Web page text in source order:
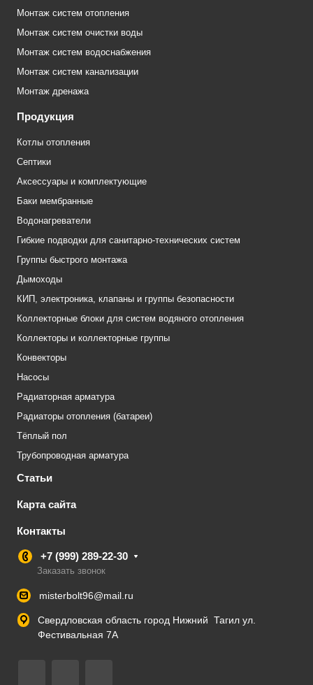
Монтаж систем отопления
Монтаж систем очистки воды
Монтаж систем водоснабжения
Монтаж систем канализации
Монтаж дренажа
Продукция
Котлы отопления
Септики
Аксессуары и комплектующие
Баки мембранные
Водонагреватели
Гибкие подводки для санитарно-технических систем
Группы быстрого монтажа
Дымоходы
КИП, электроника, клапаны и группы безопасности
Коллекторные блоки для систем водяного отопления
Коллекторы и коллекторные группы
Конвекторы
Насосы
Радиаторная арматура
Радиаторы отопления (батареи)
Тёплый пол
Трубопроводная арматура
Статьи
Карта сайта
Контакты
+7 (999) 289-22-30
Заказать звонок
misterbolt96@mail.ru
Свердловская область город Нижний Тагил ул.
Фестивальная 7А